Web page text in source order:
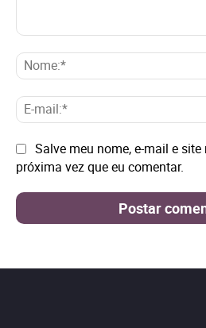
Site: Salve meu nome, e-mail e
próxima vez que eu comentar.